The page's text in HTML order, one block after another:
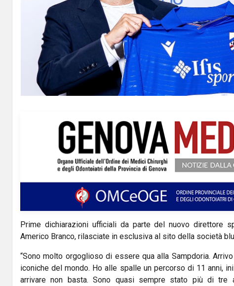
Prime dichiarazioni ufficiali da parte del nuovo direttore
Americo Branco, rilasciate in esclusiva al sito della società
“Sono molto orgoglioso di essere qua alla Sampdoria.
iconiche del mondo. Ho alle spalle un percorso di 11 anni,
arrivare non basta. Sono quasi sempre stato più di tre